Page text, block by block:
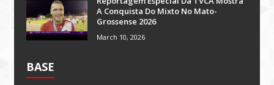
A Conquista Do Mixto No Mato-
Grossense 2026
March 10, 2026
BASE